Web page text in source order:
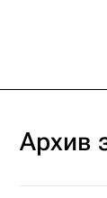
Архив